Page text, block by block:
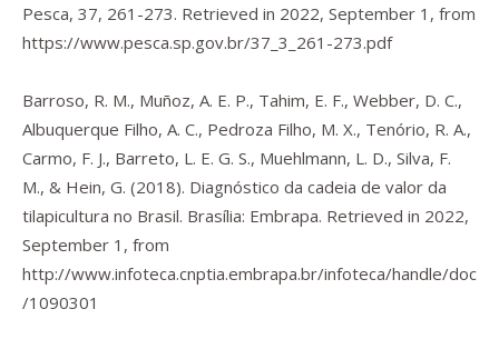
Pesca, 37, 261-273. Retrieved in 2022, September 1, from
https://www.pesca.sp.gov.br/37_3_261-273.pdf
Barroso, R. M., Muñoz, A. E. P., Tahim, E. F., Webber, D. C.,
Albuquerque Filho, A. C., Pedroza Filho, M. X., Tenório, R. A.,
Carmo, F. J., Barreto, L. E. G. S., Muehlmann, L. D., Silva, F.
M., & Hein, G. (2018). Diagnóstico da cadeia de valor da
tilapicultura no Brasil. Brasília: Embrapa. Retrieved in 2022,
September 1, from
http://www.infoteca.cnptia.embrapa.br/infoteca/handle/doc
/1090301